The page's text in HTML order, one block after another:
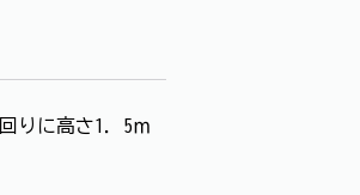
りに高さ1．5ｍ